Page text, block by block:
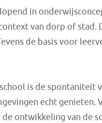
in
van dorp of stad.
de basis voor
is de spontaniteit
echt genieten.
ontwikkeling van de